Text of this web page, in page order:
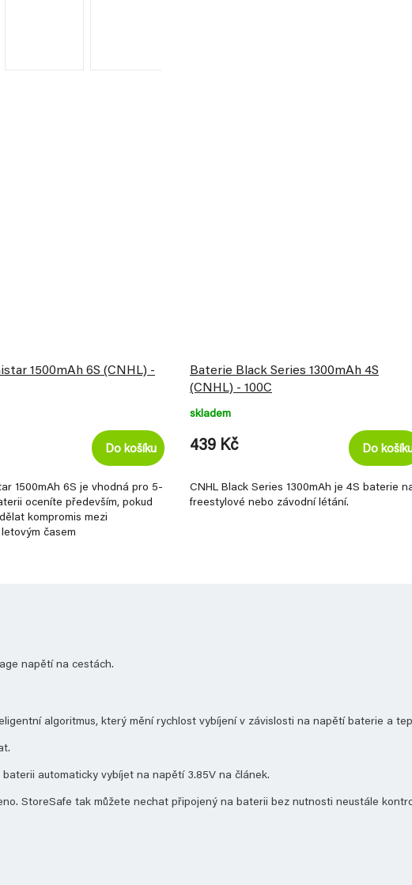
1500mAh 6S (CNHL) -
Do košíku
1500mAh 6S je vhodná pro 5-
oceníte především, pokud
kompromis mezi
časem
Baterie Black Series 1300mAh 4S
(CNHL) - 100C
skladem
439 Kč Do
CNHL Black Series 1300mAh je 4S baterie
freestylové nebo závodní létání.
napětí na cestách.
algoritmus, který mění rychlost vybíjení v závislosti na napětí baterie a
automaticky vybíjet na napětí 3.85V na článek.
StoreSafe tak můžete nechat připojený na baterii bez nutnosti neustále